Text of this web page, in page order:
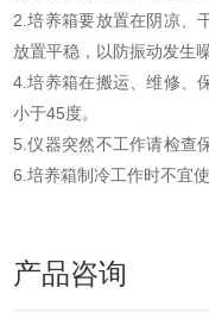
2.培养箱要放置在阴凉、
放置平稳，以防振动发生
4.培养箱在搬运、维修、
小于45度。
5.仪器突然不工作请检查
6.培养箱制冷工作时不宜
产品咨询